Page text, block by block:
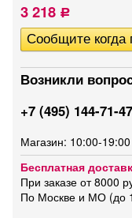
3 218 Р
Возникли
+7 (495) 144-71-47
Магазин: 10:00-
Бесплатная
При заказе от 8000
По Москве и МО (до